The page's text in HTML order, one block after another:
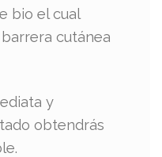
bio el cual
cutánea
y
obtendrás